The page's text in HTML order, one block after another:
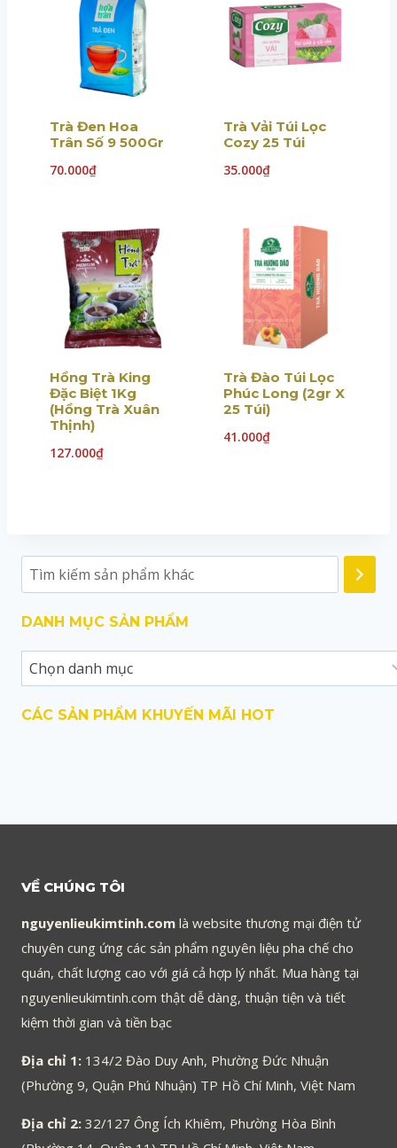
Trà Đen Hoa
Trân Số 9 500Gr
70.000₫
Trà Vải Túi Lọc
Cozy 25 Túi
35.000₫
Hồng Trà King
Đặc Biệt 1Kg
(Hồng Trà Xuân
Thịnh)
127.000₫
Trà Đào Túi Lọc
Phúc Long (2gr X
25 Túi)
41.000₫
DANH MỤC SẢN PHẨM
CÁC SẢN PHẨM KHUYẾN MÃI HOT
VỀ CHÚNG TÔI
nguyenlieukimtinh.com là website thương mại điện tử
chuyên cung ứng các sản phẩm nguyên liệu pha chế cho
quán, chất lượng cao với giá cả hợp lý nhất. Mua hàng tại
nguyenlieukimtinh.com thật dễ dàng, thuận tiện và tiết
kiệm thời gian và tiền bạc
Địa chỉ 1: 134/2 Đào Duy Anh, Phường Đức Nhuận
(Phường 9, Quận Phú Nhuận) TP Hồ Chí Minh, Việt Nam
Địa chỉ 2: 32/127 Ông Ích Khiêm, Phường Hòa Bình